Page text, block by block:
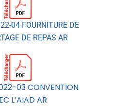
04 FOURNITURE DE
DE REPAS AR
03 CONVENTION
L’AIAD AR